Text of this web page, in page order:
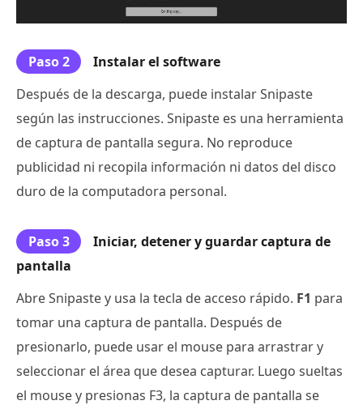
Paso 2
Instalar el software
Después de la descarga, puede instalar Snipaste
según las instrucciones. Snipaste es una herramienta
de captura de pantalla segura. No reproduce
publicidad ni recopila información ni datos del disco
duro de la computadora personal.
Paso 3
Iniciar, detener y guardar captura de
pantalla
Abre Snipaste y usa la tecla de acceso rápido. F1 para
tomar una captura de pantalla. Después de
presionarlo, puede usar el mouse para arrastrar y
seleccionar el área que desea capturar. Luego sueltas
el mouse y presionas F3, la captura de pantalla se